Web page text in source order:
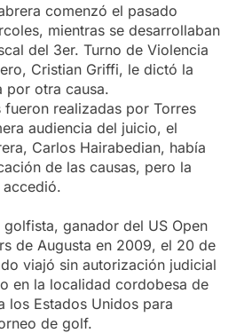
comenzó el pasado
mientras se desarrollaban
del 3er. Turno de Violencia
Cristian Griffi, le dictó la
por otra causa.
fueron realizadas por Torres
audiencia del juicio, el
Carlos Hairabedian, había
de las causas, pero la
ganador del US Open
de Augusta en 2009, el 20 de
viajó sin autorización judicial
en la localidad cordobesa de
los Estados Unidos para
de golf.